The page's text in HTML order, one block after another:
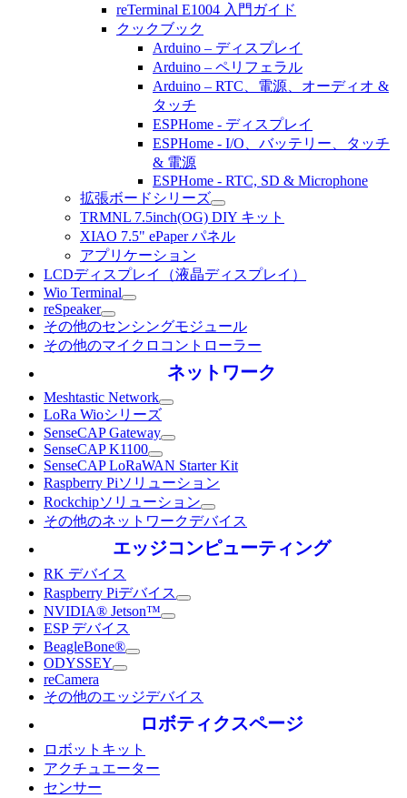
reTerminal E1004 入門ガイド
クックブック
Arduino – ディスプレイ
Arduino – ペリフェラル
Arduino – RTC、電源、オーディオ &
タッチ
ESPHome - ディスプレイ
ESPHome - I/O、バッテリー、タッチ
& 電源
ESPHome - RTC, SD & Microphone
拡張ボードシリーズ
TRMNL 7.5inch(OG) DIY キット
XIAO 7.5" ePaper パネル
アプリケーション
LCDディスプレイ（液晶ディスプレイ）
Wio Terminal
reSpeaker
その他のセンシングモジュール
その他のマイクロコントローラー
ネットワーク
Meshtastic Network
LoRa Wioシリーズ
SenseCAP Gateway
SenseCAP K1100
SenseCAP LoRaWAN Starter Kit
Raspberry Piソリューション
Rockchipソリューション
その他のネットワークデバイス
エッジコンピューティング
RK デバイス
Raspberry Piデバイス
NVIDIA® Jetson™
ESP デバイス
BeagleBone®
ODYSSEY
reCamera
その他のエッジデバイス
ロボティクスページ
ロボットキット
アクチュエーター
センサー